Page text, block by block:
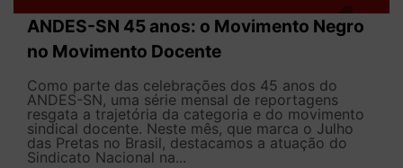
ANDES-SN 45 anos: o Movimento Negro
no Movimento Docente
Como parte das celebrações dos 45 anos do
ANDES-SN, uma série mensal de reportagens
resgata a trajetória da categoria e do movimento
sindical docente. Neste mês, que marca o Julho
das Pretas no Brasil, destacamos a atuação do
Sindicato Nacional na...